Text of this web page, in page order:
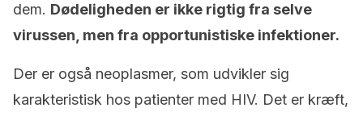
dem. Dødeligheden er ikke rigtig fra selve
virussen, men fra opportunistiske infektioner.
Der er også neoplasmer, som udvikler sig
karakteristisk hos patienter med HIV. Det er kræft,